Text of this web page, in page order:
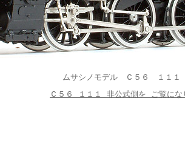
ムサシノモデル Ｃ５６ １１１
Ｃ５６ １１１ 非公式側を ご覧にな